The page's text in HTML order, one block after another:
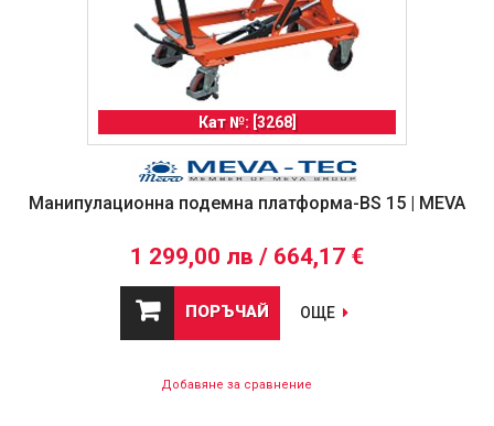
Кат №: [3268]
Манипулационна подемна платформа-BS 15 | MEVA
1 299,00 лв / 664,17 €
ПОРЪЧАЙ ОЩЕ
Добавяне за сравнение